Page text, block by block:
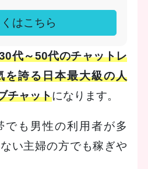
はこちら
代～50代のチャットレ
を誇る日本最大級の人
チャットになります。
でも男性の利用者が多
い主婦の方でも稼ぎや